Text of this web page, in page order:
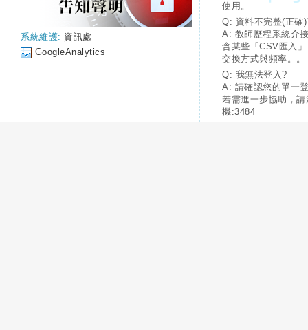
系統維護: 資訊處
GoogleAnalytics
使用。
Q: 資料不完整(正確
A: 教師歷程系統介
含某些「CSV匯入
交換方式與頻率。。
Q: 我無法登入?
A: 請確認您的單一
若需進一步協助，
機:3484